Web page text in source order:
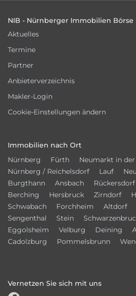
NIB - Nürnberger Immobilien Börse
Aktuelles
Termine
Partner
Anbieterverzeichnis
Makler-Login
Cookie-Einstellungen ändern
Immobilien nach Ort
Nürnberg
Fürth
Neumarkt in
Nürnberg / Reichelsdorf
Lauf
Burgthann
Ansbach Rückersdorf
Berching
Hersbruck Zirndorf
Schwabach
Forchheim Altdorf
Sengenthal
Stein
Eggolsheim
Velburg Deining
Cadolzburg
Pommelsbrunn
Vernetzen Sie sich mit uns